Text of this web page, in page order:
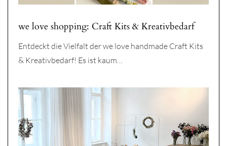
we love shopping: Craft Kits & Kreativbedarf
Entdeckt die Vielfalt der we love handmade Craft Kits
& Kreativbedarf! Es ist kaum…